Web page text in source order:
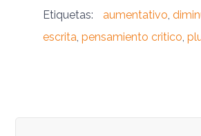
Etiquetas:
aumentativo ,
escrita ,pensamiento critico ,